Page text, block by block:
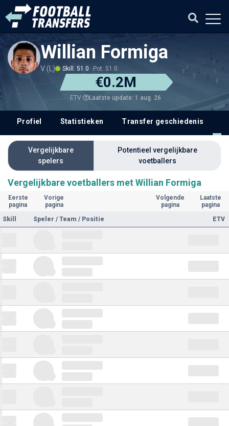
Willian Formiga
V (L) Skill: 51.0 Pot: 51.0
€0.2M
ETV Laatste update: 1 aug. 26
Profiel Statistieken Transfer geschiedenis
Vergelijkbare
spelers
Potentieel vergelijkbare
voetballers
Vergelijkbare voetballers met Willian Formiga
Eerste
pagina
Vorige
pagina
Volgende
pagina
Laatste
pagina
Skill
Speler / Team / Positie ETV